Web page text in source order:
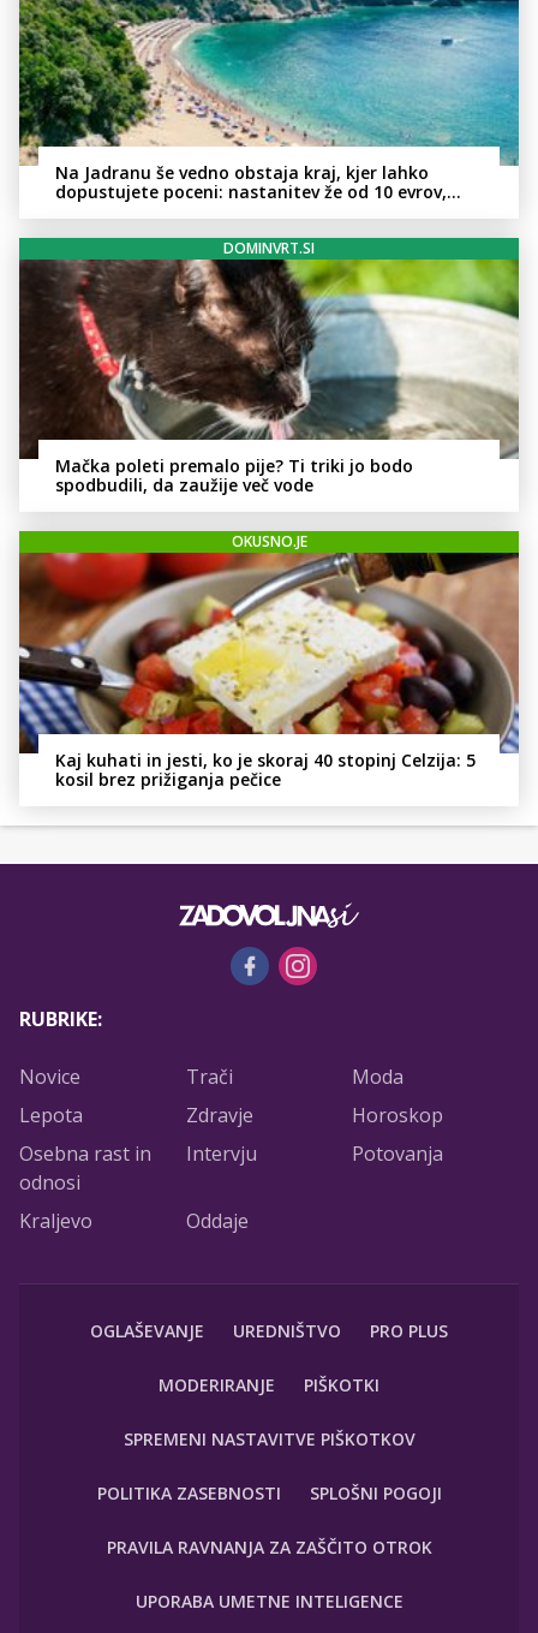
Na Jadranu še vedno obstaja kraj, kjer lahko
dopustujete poceni: nastanitev že od 10 evrov,
DOMINVRT.SI
Mačka poleti premalo pije? Ti triki jo bodo
spodbudili, da zaužije več vode
OKUSNO.JE
Kaj kuhati in jesti, ko je skoraj 40 stopinj Celzija: 5
kosil brez prižiganja pečice
RUBRIKE:
Novice Trači
Moda
Lepota
Zdravje
Horoskop
Osebna rast in
odnosi
Intervju Potovanja
Kraljevo Oddaje
OGLAŠEVANJE UREDNIŠTVO PRO PLUS
MODERIRANJE PIŠKOTKI
SPREMENI NASTAVITVE PIŠKOTKOV
POLITIKA ZASEBNOSTI SPLOŠNI POGOJI
PRAVILA RAVNANJA ZA ZAŠČITO OTROK
UPORABA UMETNE INTELIGENCE